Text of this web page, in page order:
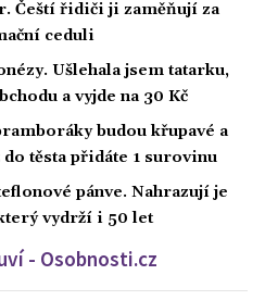
Čeští řidiči ji zaměňují za
ceduli
Ušlehala jsem tatarku,
a vyjde na 30 Kč
budou křupavé a
těsta přidáte 1 surovinu
pánve. Nahrazují je
vydrží i 50 let
- Osobnosti.cz